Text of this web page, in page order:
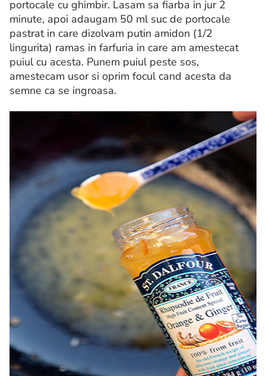
portocale cu ghimbir. Lasam sa fiarba in jur 2
minute, apoi adaugam 50 ml suc de portocale
pastrat in care dizolvam putin amidon (1/2
lingurita) ramas in farfuria in care am amestecat
puiul cu acesta. Punem puiul peste sos,
amestecam usor si oprim focul cand acesta da
semne ca se ingroasa.